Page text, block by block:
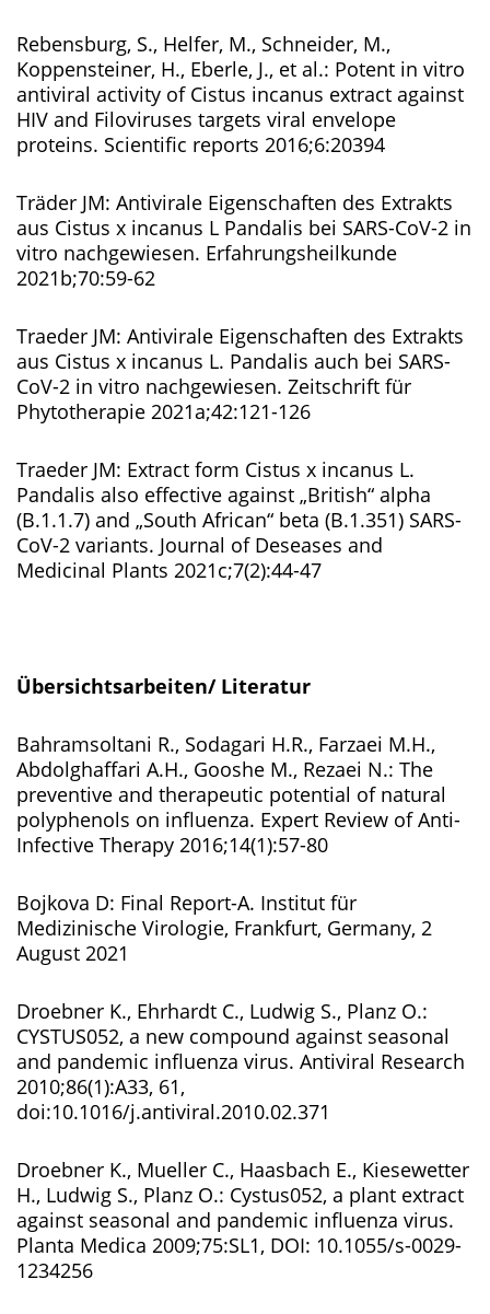
Rebensburg, S., Helfer, M., Schneider, M.,
Koppensteiner, H., Eberle, J., et al.: Potent in vitro
antiviral activity of Cistus incanus extract against
HIV and Filoviruses targets viral envelope
proteins. Scientific reports 2016;6:20394
Träder JM: Antivirale Eigenschaften des Extrakts
aus Cistus x incanus L Pandalis bei SARS-CoV-2 in
vitro nachgewiesen. Erfahrungsheilkunde
2021b;70:59-62
Traeder JM: Antivirale Eigenschaften des Extrakts
aus Cistus x incanus L. Pandalis auch bei SARS-
CoV-2 in vitro nachgewiesen. Zeitschrift für
Phytotherapie 2021a;42:121-126
Traeder JM: Extract form Cistus x incanus L.
Pandalis also effective against „British“ alpha
(B.1.1.7) and „South African“ beta (B.1.351) SARS-
CoV-2 variants. Journal of Deseases and
Medicinal Plants 2021c;7(2):44-47
Übersichtsarbeiten/ Literatur
Bahramsoltani R., Sodagari H.R., Farzaei M.H.,
Abdolghaffari A.H., Gooshe M., Rezaei N.: The
preventive and therapeutic potential of natural
polyphenols on influenza. Expert Review of Anti-
Infective Therapy 2016;14(1):57-80
Bojkova D: Final Report-A. Institut für
Medizinische Virologie, Frankfurt, Germany, 2
August 2021
Droebner K., Ehrhardt C., Ludwig S., Planz O.:
CYSTUS052, a new compound against seasonal
and pandemic influenza virus. Antiviral Research
2010;86(1):A33, 61,
doi:10.1016/j.antiviral.2010.02.371
Droebner K., Mueller C., Haasbach E., Kiesewetter
H., Ludwig S., Planz O.: Cystus052, a plant extract
against seasonal and pandemic influenza virus.
Planta Medica 2009;75:SL1, DOI: 10.1055/s-0029-
1234256